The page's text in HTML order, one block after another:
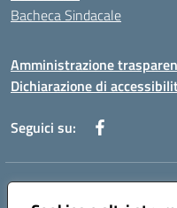
Bacheca Sindacale
Amministrazione
Dichiarazione di
Seguici su:
Indirizzo: